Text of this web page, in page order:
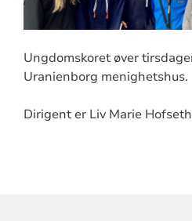
Ungdomskoret øver
Uranienborg menighetshus.
Dirigent er Liv Marie Hofseth